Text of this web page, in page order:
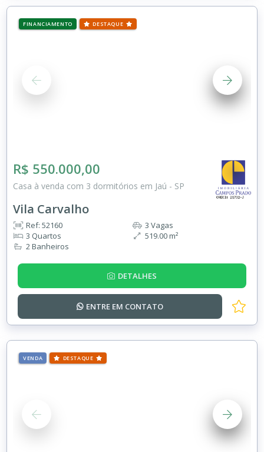
FINANCIAMENTO DESTAQUE
R$ 550.000,00
Casa à venda com 3 dormitórios em Jaú - SP
Vila Carvalho
Ref: 52160
3 Quartos
2 Banheiros
3 Vagas
519.00 m²
DETALHES
ENTRE EM CONTATO
VENDA DESTAQUE